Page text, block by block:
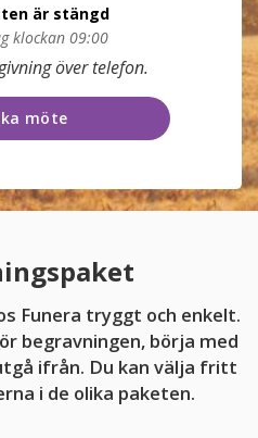
08 01
är stängd
klockan 09:00
09:00 - 17:00
09:00 - 17:00
09:00 - 17:00
09:00 - 17:00
11:00 - 15:00
över telefon.
möte
Funera tryggt och enkelt.
begravningen, börja med
ifrån. Du kan välja fritt
i de olika paketen.